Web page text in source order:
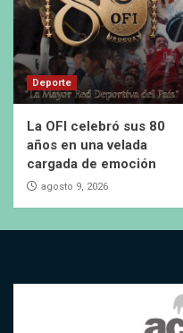
Deporte
La OFI celebró sus 80
años en una velada
cargada de emoción
agosto 9, 2026